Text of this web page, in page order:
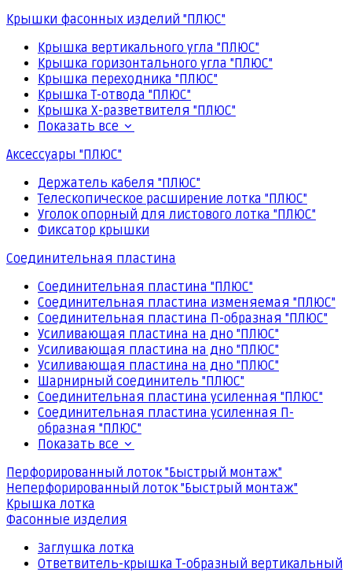
Крышки фасонных изделий "ПЛЮС"
Крышка вертикального угла "ПЛЮС"
Крышка горизонтального угла "ПЛЮС"
Крышка переходника "ПЛЮС"
Крышка Т-отвода "ПЛЮС"
Крышка Х-разветвителя "ПЛЮС"
Показать все
Аксессуары "ПЛЮС"
Держатель кабеля "ПЛЮС"
Телескопическое расширение лотка "ПЛЮС"
Уголок опорный для листового лотка "ПЛЮС"
Фиксатор крышки
Соединительная пластина
Соединительная пластина "ПЛЮС"
Соединительная пластина изменяемая "ПЛЮС"
Соединительная пластина П-образная "ПЛЮС"
Усиливающая пластина на дно "ПЛЮС"
Усиливающая пластина на дно "ПЛЮС"
Усиливающая пластина на дно "ПЛЮС"
Шарнирный соединитель "ПЛЮС"
Соединительная пластина усиленная "ПЛЮС"
Соединительная пластина усиленная П-
образная "ПЛЮС"
Показать все
Перфорированный лоток "Быстрый монтаж"
Неперфорированный лоток "Быстрый монтаж"
Крышка лотка
Фасонные изделия
Заглушка лотка
Ответвитель-крышка Т-образный вертикальный